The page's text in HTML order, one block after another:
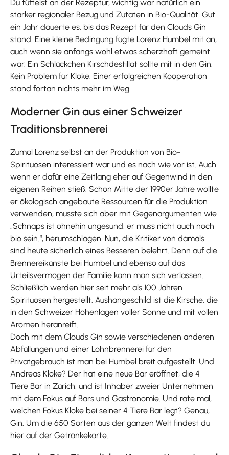
Du tüftelst an der Rezeptur, wichtig war natürlich ein
starker regionaler Bezug und Zutaten in Bio-Qualität. Gut
ein Jahr dauerte es, bis das Rezept für den Clouds Gin
stand. Eine kleine Bedingung fügte Lorenz Humbel mit an,
auch wenn sie anfangs wohl etwas scherzhaft gemeint
war. Ein Schlückchen Kirschdestillat sollte mit in den Gin.
Kein Problem für Kloke. Einer erfolgreichen Kooperation
stand fortan nichts mehr im Weg.
Moderner Gin aus einer Schweizer
Traditionsbrennerei
Zumal Lorenz selbst an der Produktion von Bio-
Spirituosen interessiert war und es nach wie vor ist. Auch
wenn er dafür eine Zeitlang eher auf Gegenwind in den
eigenen Reihen stieß. Schon Mitte der 1990er Jahre wollte
er ökologisch angebaute Ressourcen für die Produktion
verwenden, musste sich aber mit Gegenargumenten wie
„Schnaps ist ohnehin ungesund, er muss nicht auch noch
bio sein.“, herumschlagen. Nun, die Kritiker von damals
sind heute sicherlich eines Besseren belehrt. Denn auf die
Brennereikünste bei Humbel und ebenso auf das
Urteilsvermögen der Familie kann man sich verlassen.
Schließlich werden hier seit mehr als 100 Jahren
Spirituosen hergestellt. Aushängeschild ist die Kirsche, die
in den Schweizer Höhenlagen voller Sonne und mit vollen
Aromen heranreift.
Doch mit dem Clouds Gin sowie verschiedenen anderen
Abfüllungen und einer Lohnbrennerei für den
Privatgebrauch ist man bei Humbel breit aufgestellt. Und
Andreas Kloke? Der hat eine neue Bar eröffnet, die 4
Tiere Bar in Zürich, und ist Inhaber zweier Unternehmen
mit dem Fokus auf Bars und Gastronomie. Und rate mal,
welchen Fokus Kloke bei seiner 4 Tiere Bar legt? Genau,
Gin. Um die 650 Sorten aus der ganzen Welt findest du
hier auf der Getränkekarte.